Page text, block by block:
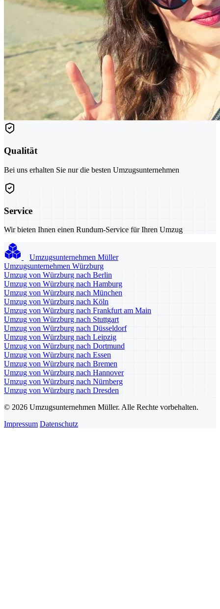
Qualität
Bei uns erhalten Sie nur die besten Umzugsunternehmen
Service
Wir bieten Ihnen einen Rundum-Service für Ihren Umzug
Umzugsunternehmen Müller
Umzugsunternehmen Würzburg
Umzug von Würzburg nach Berlin
Umzug von Würzburg nach Hamburg
Umzug von Würzburg nach München
Umzug von Würzburg nach Köln
Umzug von Würzburg nach Frankfurt am Main
Umzug von Würzburg nach Stuttgart
Umzug von Würzburg nach Düsseldorf
Umzug von Würzburg nach Leipzig
Umzug von Würzburg nach Dortmund
Umzug von Würzburg nach Essen
Umzug von Würzburg nach Bremen
Umzug von Würzburg nach Hannover
Umzug von Würzburg nach Nürnberg
Umzug von Würzburg nach Dresden
© 2026 Umzugsunternehmen Müller. Alle Rechte vorbehalten.
Impressum Datenschutz